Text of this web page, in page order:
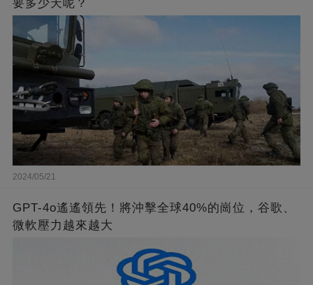
要多少天呢？
2024/05/21
GPT-4o遙遙領先！將沖擊全球40%的崗位，谷歌、
微軟壓力越來越大